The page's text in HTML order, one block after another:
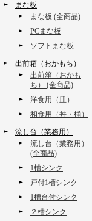
まな板
まな板 (全商品)
PCまな板
ソフトまな板
出前箱（おかもち）
出前箱（おかも
ち） (全商品)
洋食用（皿）
和食用（丼・桶）
流し台（業務用）
流し台（業務用）
(全商品)
1槽シンク
戸付1槽シンク
1槽台付シンク
２槽シンク